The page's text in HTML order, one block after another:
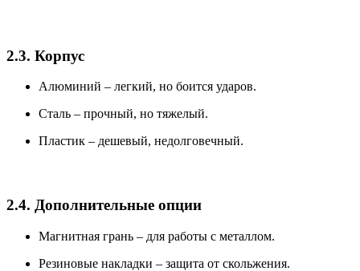
2.3. Корпус
Алюминий – легкий, но боится ударов.
Сталь – прочный, но тяжелый.
Пластик – дешевый, недолговечный.
2.4. Дополнительные опции
Магнитная грань – для работы с металлом.
Резиновые накладки – защита от скольжения.